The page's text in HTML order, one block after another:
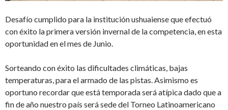
Desafío cumplido para la institución ushuaiense que efectuó
con éxito la primera versión invernal de la competencia, en esta
oportunidad en el mes de Junio.
Sorteando con éxito las dificultades climáticas, bajas
temperaturas, para el armado de las pistas. Asimismo es
oportuno recordar que está temporada será atípica dado que a
fin de año nuestro país será sede del Torneo Latinoamericano